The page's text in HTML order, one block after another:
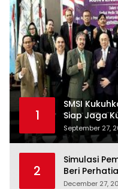
1
SMSI
Siap Jaga
Indonesia
September 27,
2
Simulasi
Beri
December 27,